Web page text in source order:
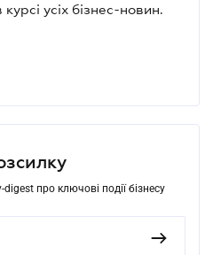
усіх бізнес-новин.
про ключові події бізнесу